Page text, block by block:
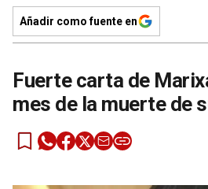
Añadir como fuente en
Fuerte carta de
mes de la muerte de